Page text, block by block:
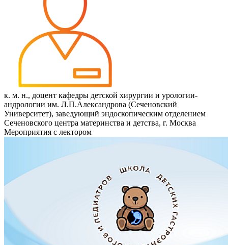
к. м. н., доцент кафедры детской хирургии и урологии-
андрологии им. Л.П.Александрова (Сеченовский
Университет), заведующий эндоскопическим отделением
Сеченовского центра материнства и детства, г. Москва
Мероприятия с лектором